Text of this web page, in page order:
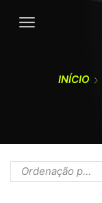
INÍCIO